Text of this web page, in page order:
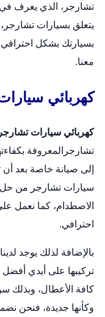
تشارجر، الذي يعرف
يتعلق بسيارات
بسيارتك بشكل
معنا.
كهربائي
كهربائي سيارات تشارجر
تشارجرالمعروفة
إلى صيانة خاصة بعد
سيارات تشارجر من حل
الاصطدام، كما نعمل
احترافي.
بالإضافة لذلك يوجد
تركيبها على أيدي
كافة الأعطال، وبذلك
وكأنها جديدة، فنحن